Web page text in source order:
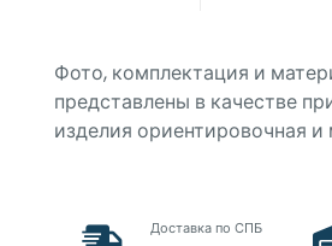
Фото, комплектация и
представлены в качестве
изделия ориентировочная
Доставка по СПБ